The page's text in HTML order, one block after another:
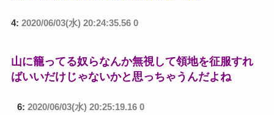
4: 2020/06/03(水) 20:24:35.56 0
山に籠ってる奴らなんか無視して領地を征服すれ
ばいいだけじゃないかと思っちゃうんだよね
6: 2020/06/03(水) 20:25:19.16 0